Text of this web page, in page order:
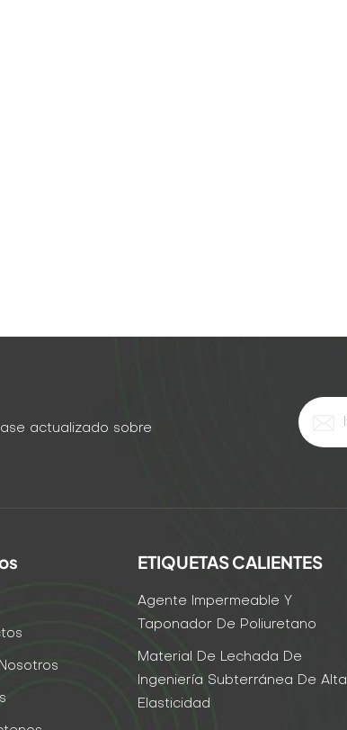
actualizado sobre
ETIQUETAS CALIENTES
Agente Impermeable Y
Taponador De Poliuretano
Material De Lechada De
Ingeniería Subterránea De Alta
Elasticidad